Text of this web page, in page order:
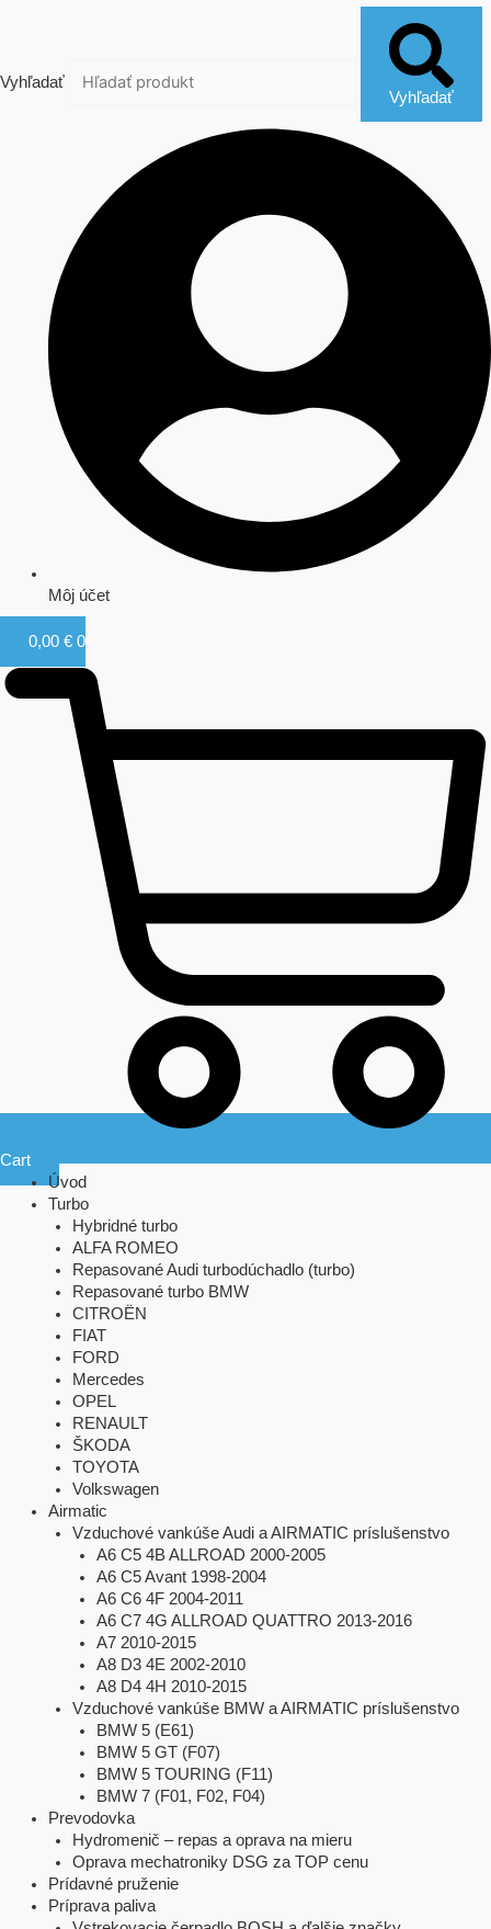
Vyhľadať
Vyhľadať
Môj účet
0,00 € 0
Cart
Úvod
Turbo
Hybridné turbo
ALFA ROMEO
Repasované Audi turbodúchadlo (turbo)
Repasované turbo BMW
CITROËN
FIAT
FORD
Mercedes
OPEL
RENAULT
ŠKODA
TOYOTA
Volkswagen
Airmatic
Vzduchové vankúše Audi a AIRMATIC príslušenstvo
A6 C5 4B ALLROAD 2000-2005
A6 C5 Avant 1998-2004
A6 C6 4F 2004-2011
A6 C7 4G ALLROAD QUATTRO 2013-2016
A7 2010-2015
A8 D3 4E 2002-2010
A8 D4 4H 2010-2015
Vzduchové vankúše BMW a AIRMATIC príslušenstvo
BMW 5 (E61)
BMW 5 GT (F07)
BMW 5 TOURING (F11)
BMW 7 (F01, F02, F04)
Prevodovka
Hydromenič – repas a oprava na mieru
Oprava mechatroniky DSG za TOP cenu
Prídavné pruženie
Príprava paliva